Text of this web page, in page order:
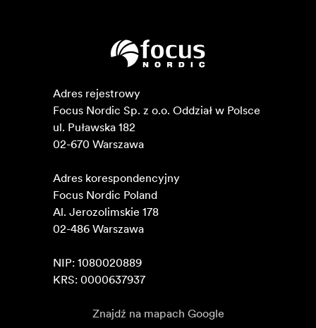
Adres rejestrowy
Focus Nordic Sp. z o.o. Oddział w Polsce
ul. Puławska 182
02-670 Warszawa
Adres korespondencyjny
Focus Nordic Poland
Al. Jerozolimskie 178
02-486 Warszawa
NIP: 1080020889
KRS: 0000637937
Znajdź na mapach Google